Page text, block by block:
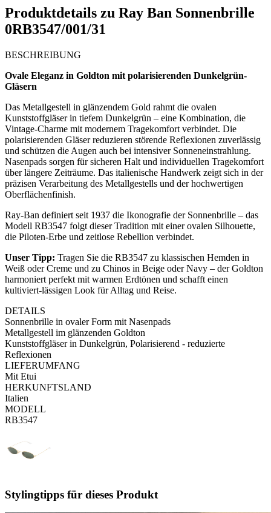
Produktdetails zu Ray Ban Sonnenbrille
0RB3547/001/31
BESCHREIBUNG
Ovale Eleganz in Goldton mit polarisierenden Dunkelgrün-
Gläsern
Das Metallgestell in glänzendem Gold rahmt die ovalen
Kunststoffgläser in tiefem Dunkelgrün – eine Kombination, die
Vintage-Charme mit modernem Tragekomfort verbindet. Die
polarisierenden Gläser reduzieren störende Reflexionen zuverlässig
und schützen die Augen auch bei intensiver Sonneneinstrahlung.
Nasenpads sorgen für sicheren Halt und individuellen Tragekomfort
über längere Zeiträume. Das italienische Handwerk zeigt sich in der
präzisen Verarbeitung des Metallgestells und der hochwertigen
Oberflächenfinish.
Ray-Ban definiert seit 1937 die Ikonografie der Sonnenbrille – das
Modell RB3547 folgt dieser Tradition mit einer ovalen Silhouette,
die Piloten-Erbe und zeitlose Rebellion verbindet.
Unser Tipp: Tragen Sie die RB3547 zu klassischen Hemden in
Weiß oder Creme und zu Chinos in Beige oder Navy – der Goldton
harmoniert perfekt mit warmen Erdtönen und schafft einen
kultiviert-lässigen Look für Alltag und Reise.
DETAILS
Sonnenbrille in ovaler Form mit Nasenpads
Metallgestell im glänzenden Goldton
Kunststoffgläser in Dunkelgrün, Polarisierend - reduzierte
Reflexionen
LIEFERUMFANG
Mit Etui
HERKUNFTSLAND
Italien
MODELL
RB3547
Stylingtipps für dieses Produkt